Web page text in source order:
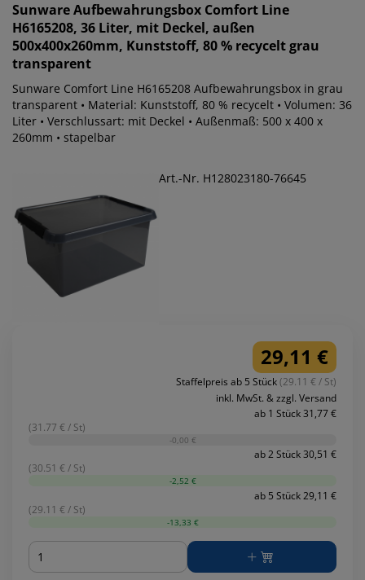
SunwareAufbewahrungsbox Comfort Line
H6165208, 36 Liter, mit Deckel, außen
500x400x260mm, Kunststoff, 80 % recycelt grau
transparent
Sunware Comfort Line H6165208 Aufbewahrungsbox in grau
transparent • Material: Kunststoff, 80 % recycelt • Volumen: 36
Liter • Verschlussart: mit Deckel • Außenmaß: 500 x 400 x
260mm • stapelbar
Art.-Nr. H128023180-76645
29,11 €
Staffelpreis ab 5 Stück(29.11 € / St)
inkl. MwSt. & zzgl. Versand
ab 1 Stück 31,77 €
(31.77 € / St)
-0,00 €
ab 2 Stück 30,51 €
(30.51 € / St)
-2,52 €
ab 5 Stück 29,11 €
(29.11 € / St)
-13,33 €
Menge